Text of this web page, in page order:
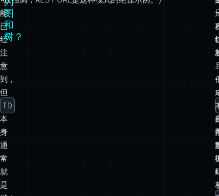
注
意
到，
但
ID
本
身
通
常
就
是
键！
这
是
KV
-
>